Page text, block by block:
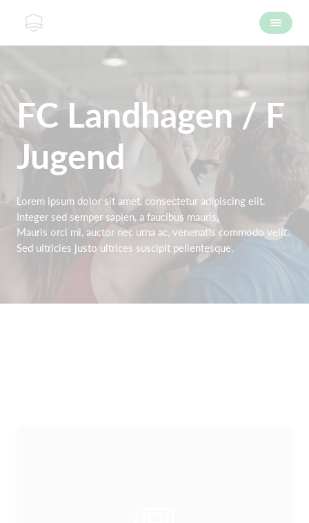
FC Landhagen / F
Jugend
Lorem ipsum dolor sit amet, consectetur adipiscing elit.
Integer sed semper sapien, a faucibus mauris.
Mauris orci mi, auctor nec urna ac, venenatis commodo velit.
Sed ultricies justo ultrices suscipit pellentesque.